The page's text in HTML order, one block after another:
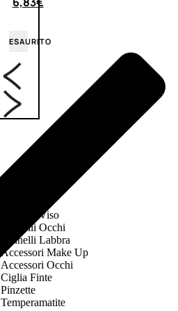
ESAURITO
Pennelli Viso
Pennelli Occhi
Pennelli Labbra
Accessori Make Up
Accessori Occhi
Ciglia Finte
Pinzette
Temperamatite